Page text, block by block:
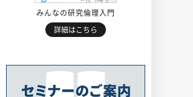
みんなの研究倫理入門
詳細はこちら